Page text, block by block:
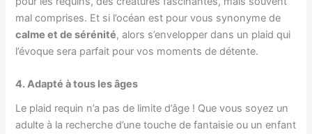
mal comprises. Et si l’océan est pour vous synonyme de
calme et de sérénité, alors s’envelopper dans un plaid qui
l’évoque sera parfait pour vos moments de détente.
4. Adapté à tous les âges
Le plaid requin n’a pas de limite d’âge ! Que vous soyez un
adulte à la recherche d’une touche de fantaisie ou un enfant